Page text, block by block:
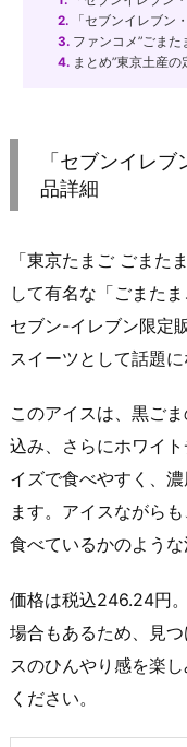
2.「セブンイレブン
3.ファンコメ”ごまた
4.まとめ”東京土産の
「セブンイレ
品詳細
「東京たまご ごまた
して有名な「ごまた
セブン-イレブン限定
スイーツとして話題に
このアイスは、黒ご
込み、さらにホワイ
イズで食べやすく、
ます。アイスながら
食べているかのような
価格は税込246.24円
場合もあるため、見
スのひんやり感を楽
ください。